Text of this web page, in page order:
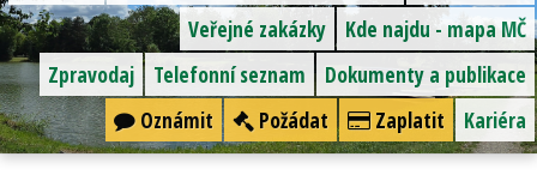
Kde najdu - mapa MČ
Veřejné zakázky
Dokumenty a publikace
Telefonní seznam
Zpravodaj
Kariéra
Zaplatit
Požádat
Oznámit